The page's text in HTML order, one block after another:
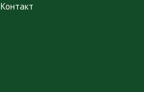
Контакт